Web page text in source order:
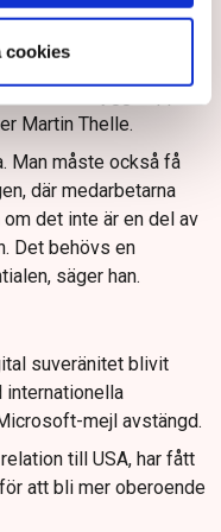
cookies
skalar upp till tjänster
interna uppgifter med
värde frigöras på kort
Martin Thelle.
Man måste också få
där medarbetarna
det inte är en del av
Det behövs en
säger han.
suveränitet blivit
internationella
mejl avstängd.
till USA, har fått
att bli mer oberoende